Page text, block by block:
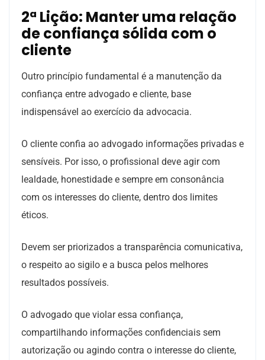
2ª Lição: Manter uma relação
de confiança sólida com o
cliente
Outro princípio fundamental é a manutenção da
confiança entre advogado e cliente, base
indispensável ao exercício da advocacia.
O cliente confia ao advogado informações privadas e
sensíveis. Por isso, o profissional deve agir com
lealdade, honestidade e sempre em consonância
com os interesses do cliente, dentro dos limites
éticos.
Devem ser priorizados a transparência comunicativa,
o respeito ao sigilo e a busca pelos melhores
resultados possíveis.
O advogado que violar essa confiança,
compartilhando informações confidenciais sem
autorização ou agindo contra o interesse do cliente,